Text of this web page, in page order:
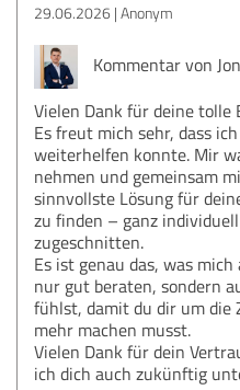
29.06.2026 Anonym
Kommentar von
Vielen Dank für deine tolle
Es freut mich sehr, dass
weiterhelfen konnte. Mir
nehmen und gemeinsam
sinnvollste Lösung für
zu finden – ganz
zugeschnitten.
Es ist genau das, was
nur gut beraten, sondern
fühlst, damit du dir um die
mehr machen musst.
Vielen Dank für dein
ich dich auch zukünftig